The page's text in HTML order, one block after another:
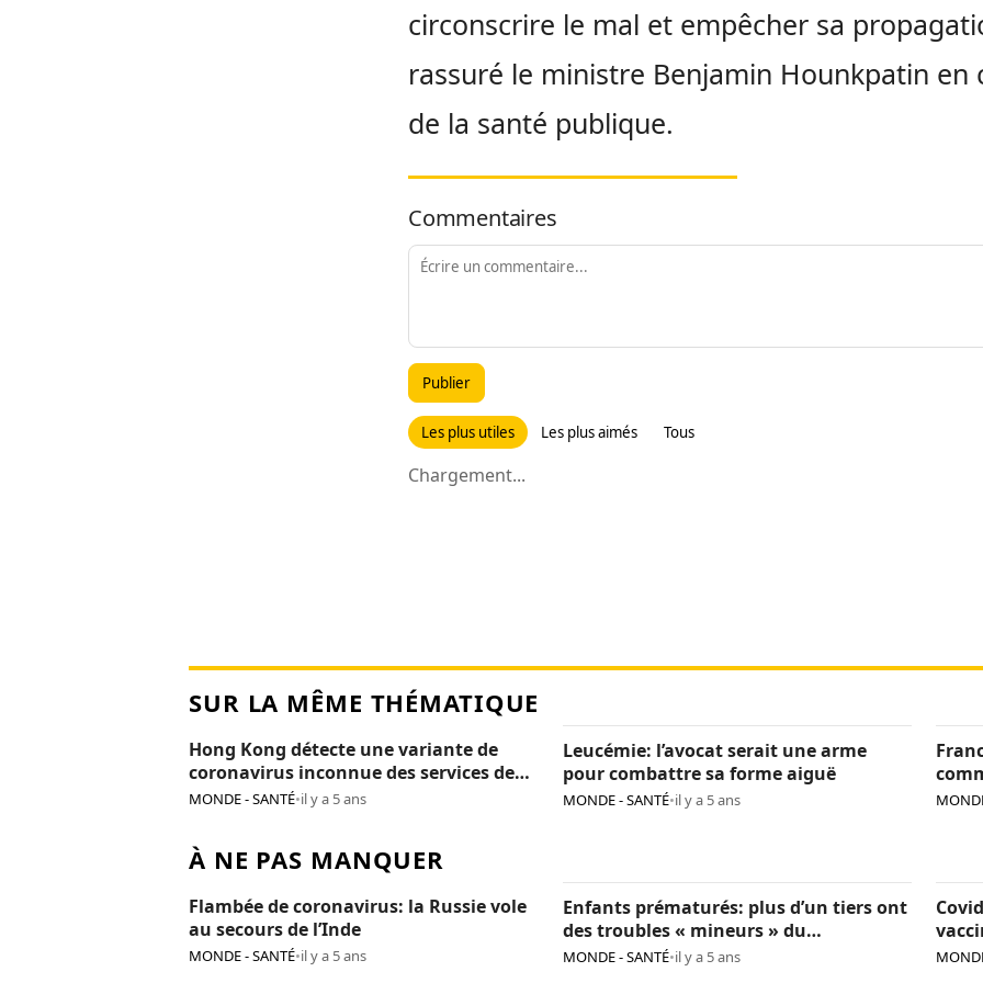
circonscrire le mal et empêcher sa
rassuré le ministre Benjamin Hounkpatin en
de la santé publique.
Commentaires
Publier
Les plus utiles Les plus aimés Tous
Chargement...
SUR LA MÊME THÉMATIQUE
Hong Kong détecte une variante de
coronavirus inconnue des services de
santé
MONDE - SANTÉ•il y a 5 ans
Leucémie: l’avocat serait une arme
pour combattre sa forme aiguë
MONDE - SANTÉ•il y a 5 ans
mai
À NE PAS MANQUER
Flambée de coronavirus: la Russie vole
au secours de l’Inde
MONDE - SANTÉ•il y a 5 ans
Enfants prématurés: plus d’un tiers ont
des troubles « mineurs » du
développement après 5 ans
MONDE - SANTÉ•il y a 5 ans